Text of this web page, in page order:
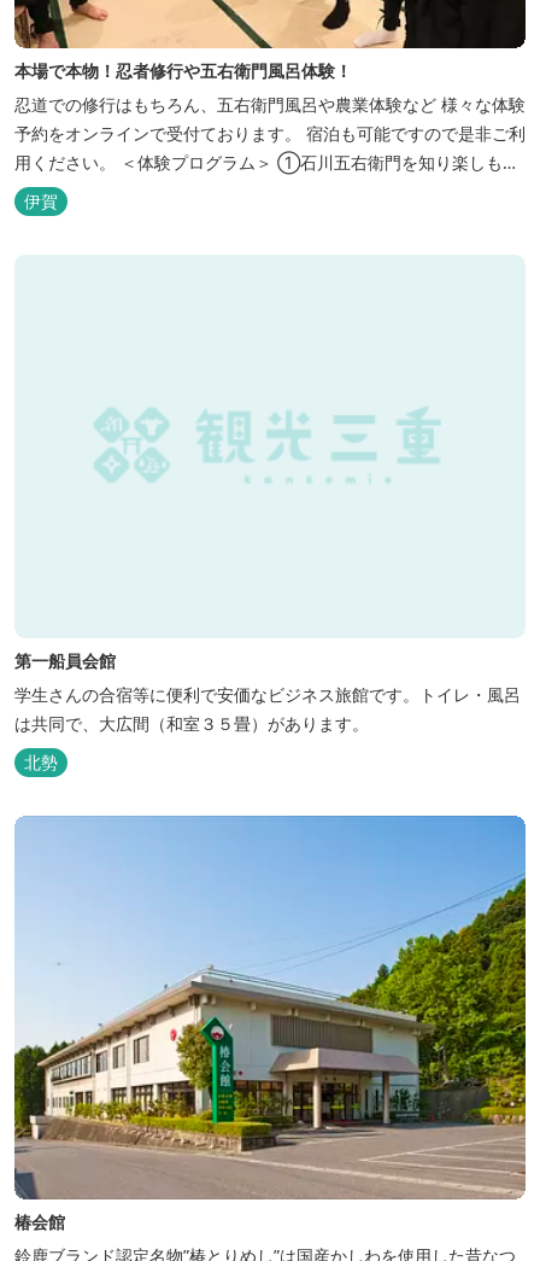
本場で本物！忍者修行や五右衛門風呂体験！
忍道での修行はもちろん、五右衛門風呂や農業体験など 様々な体験
予約をオンラインで受付ております。 宿泊も可能ですので是非ご利
用ください。 ＜体験プログラム＞ ①石川五右衛門を知り楽しも
う！ ②忍者をめざそう！（入門・初級編） ③忍者の基礎体力づく
り！農業体験！ ④忍者の里山散策と忍者修行を楽しもう！（山中
で忍道修行）
伊賀
第一船員会館
学生さんの合宿等に便利で安価なビジネス旅館です。トイレ・風呂
は共同で、大広間（和室３５畳）があります。
北勢
椿会館
鈴鹿ブランド認定名物”椿とりめし”は国産かしわを使用した昔なつ